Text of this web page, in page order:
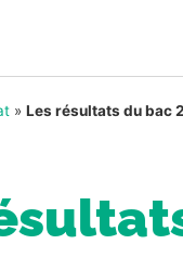
» Les résultats du bac